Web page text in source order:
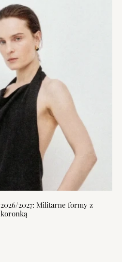
2027: Militarne formy z
koronką